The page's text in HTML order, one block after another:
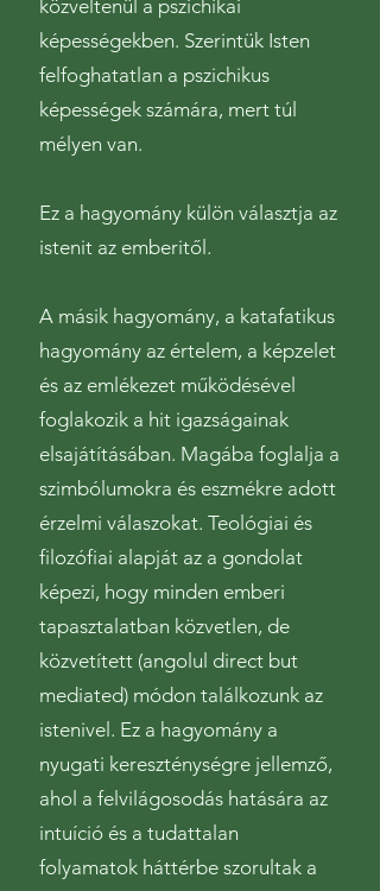
közveltenül a pszichikai
képességekben. Szerintük Isten
felfoghatatlan a pszichikus
képességek számára, mert túl
mélyen van.
Ez a hagyomány külön választja az
istenit az emberitől.
A másik hagyomány, a katafatikus
hagyomány az értelem, a képzelet
és az emlékezet működésével
foglakozik a hit igazságainak
elsajátításában. Magába foglalja a
szimbólumokra és eszmékre adott
érzelmi válaszokat. Teológiai és
filozófiai alapját az a gondolat
képezi, hogy minden emberi
tapasztalatban közvetlen, de
közvetített (angolul direct but
mediated) módon találkozunk az
istenivel. Ez a hagyomány a
nyugati kereszténységre jellemző,
ahol a felvilágosodás hatására az
intuíció és a tudattalan
folyamatok háttérbe szorultak a